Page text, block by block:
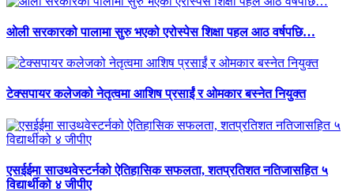
ओली सरकारको पालामा सुरु भएको एरोस्पेस शिक्षा पहल आठ वर्षपछि…
टेक्सपायर कलेजको नेतृत्वमा आशिष प्रसाईं र ओमकार बस्नेत नियुक्त
एसईईमा साउथवेस्टर्नको ऐतिहासिक सफलता, शतप्रतिशत नतिजासहित ५
विद्यार्थीको ४ जीपीए